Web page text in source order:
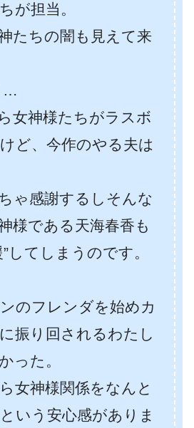
が担当。
たちの闇も見えて来
…
女神様たちがラスボ
ど、今作のやる夫は
ゃ感謝するしそんな
様である天海春香も
してしまうのです。
のフレンダを始めカ
振り回されるわたし
った。
女神様関係をなんと
いう安心感がありま